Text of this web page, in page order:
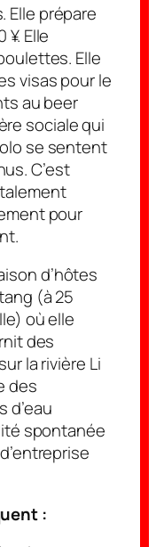
Elle prépare
Elle
Elle
visas pour le
au beer
sociale qui
se sentent
C’est
pour
d’hôtes
(à 25
où elle
des
la rivière Li
des
d’eau
spontanée
: